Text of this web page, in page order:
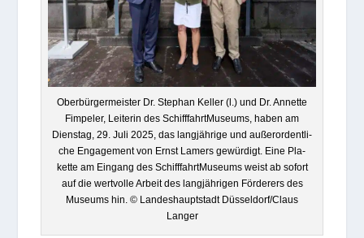
Ober­bür­ger­meis­ter Dr. Ste­phan Kel­ler (l.) und Dr. Annette
Fim­pe­ler, Lei­te­rin des Schiff­fahrt­Mu­se­ums, haben am
Diens­tag, 29. Juli 2025, das lang­jäh­rige und außer­or­dent­li­
che Enga­ge­ment von Ernst Lamers gewür­digt. Eine Pla­
kette am Ein­gang des Schiff­fahrt­Mu­se­ums weist ab sofort
auf die wert­volle Arbeit des lang­jäh­ri­gen För­de­rers des
Muse­ums hin. © Lan­des­haupt­stadt Düsseldorf/Claus
Langer